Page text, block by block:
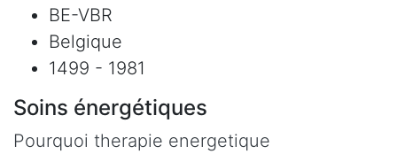
BE-VBR
Belgique
1499 - 1981
Soins énergétiques
Pourquoi therapie energetique